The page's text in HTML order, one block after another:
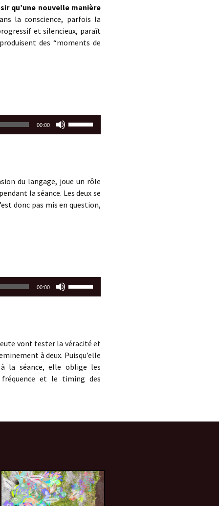
augmenter
ou
diminuer
le
qu’une nouvelle manière
la conscience, parfois la
et silencieux, paraît
des “moments de
00:00
augmenter
ou
diminuer
du langage, joue un rôle
la séance. Les deux se
donc pas mis en question,
00:00
augmenter
ou
diminuer
le
vont tester la véracité et
à deux. Puisqu’elle
la séance, elle oblige les
et le timing des